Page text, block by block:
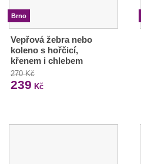
Brno
Vepřová žebra nebo
koleno s hořčicí,
křenem i chlebem
270 Kč
239 Kč